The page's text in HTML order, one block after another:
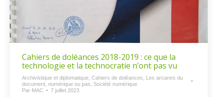
Cahiers de doléances 2018-2019 : ce que la
technologie et la technocratie n’ont pas vu
Archivistique et diplomatique Cahiers de doléances
Les arcanes du
document, numérique ou pas Société numérique
Par MAC 7 juillet 2023